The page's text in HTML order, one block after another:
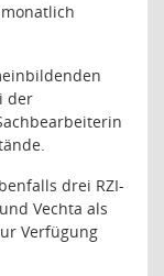
der
drei RZI-
Vechta als
Verfügung